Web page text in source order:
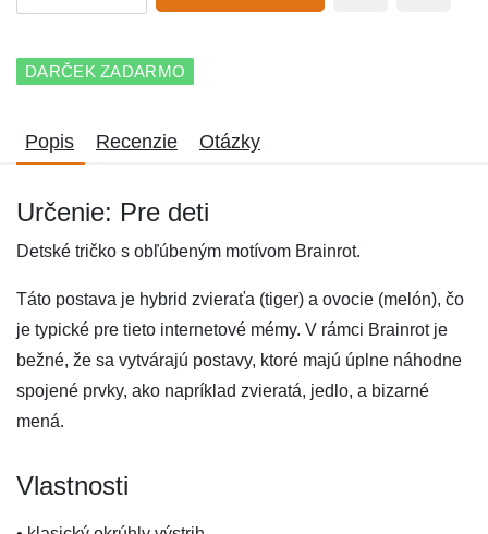
DARČEK ZADARMO
Popis Recenzie Otázky
Určenie: Pre deti
Detské tričko s obľúbeným motívom Brainrot.
Táto postava je hybrid zvieraťa (tiger) a ovocie (melón), čo
je typické pre tieto internetové mémy. V rámci Brainrot je
bežné, že sa vytvárajú postavy, ktoré majú úplne náhodne
spojené prvky, ako napríklad zvieratá, jedlo, a bizarné
mená.
Vlastnosti